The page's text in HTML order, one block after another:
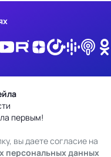
первым!
вы даете согласие на
персональных данных